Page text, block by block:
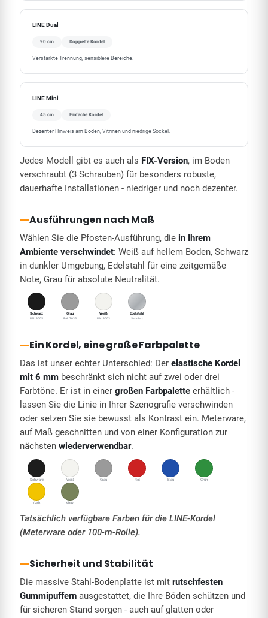
LINE Dual
90 cm Doppelte Kordel
Verstärkte Trennung, sensiblere Bereiche.
LINE Mini
45 cm Einfache Kordel
Dezenter Hinweis am Boden, Vitrinen und niedrige Sockel.
Jedes Modell gibt es auch als FIX-Version, im Boden
verschraubt (3 Schrauben) für besonders robuste,
dauerhafte Installationen - niedriger und noch dezenter.
Ausführungen nach Maß
Wählen Sie die Pfosten-Ausführung, die in Ihrem
Ambiente verschwindet: Weiß auf hellem Boden, Schwarz
in dunkler Umgebung, Edelstahl für eine zeitgemäße
Note, Grau für absolute Neutralität.
Schwarz
RAL 9005
Grau
RAL 7035
Weiß
RAL 9003
Edelstahl
Satiniert
Ein Kordel, eine große Farbpalette
Das ist unser echter Unterschied: Der elastische Kordel
mit 6 mm beschränkt sich nicht auf zwei oder drei
Farbtöne. Er ist in einer großen Farbpalette erhältlich -
lassen Sie die Linie in Ihrer Szenografie verschwinden
oder setzen Sie sie bewusst als Kontrast ein. Meterware,
auf Maß geschnitten und von einer Konfiguration zur
nächsten wiederverwendbar.
Schwarz Weiß Grau Rot Blau Grün
Gelb Khaki
Tatsächlich verfügbare Farben für die LINE-Kordel
(Meterware oder 100-m-Rolle).
Sicherheit und Stabilität
Die massive Stahl-Bodenplatte ist mit rutschfesten
Gummipuffern ausgestattet, die Ihre Böden schützen und
für sicheren Stand sorgen - auch auf glatten oder